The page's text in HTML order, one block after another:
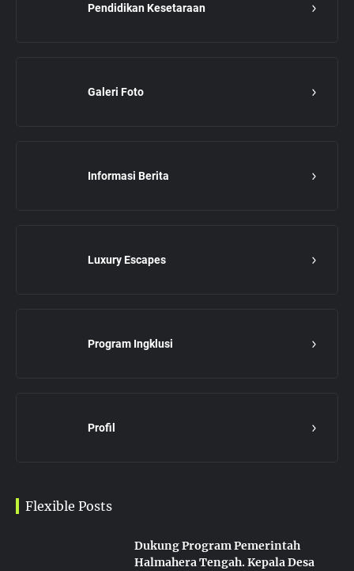
Pendidikan Kesetaraan
Galeri Foto
Informasi Berita
Luxury Escapes
Program Ingklusi
Profil
Flexible Posts
Dukung Program Pemerintah
Halmahera Tengah. Kepala Desa